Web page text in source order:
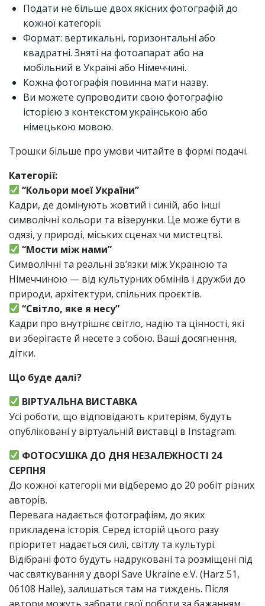
Подати не більше двох якісних фотографій до
кожної категорії.
Формат: вертикальні, горизонтальні або
квадратні. Зняті на фотоапарат або на
мобільний в Україні або Німеччині.
Кожна фотографія повинна мати назву.
Ви можете супроводити свою фотографію
історією з контекстом українською або
німецькою мовою.
Трошки більше про умови читайте в формі подачі.
Категорії:
“Кольори моєї України”
Кадри, де домінують жовтий і синій, або інші
символічні кольори та візерунки. Це може бути в
одязі, у природі, міських сценах чи мистецтві.
“Мости між нами”
Символічні та реальні зв’язки між Україною та
Німеччиною — від культурних обмінів і дружби до
природи, архітектури, спільних проєктів.
“Світло, яке я несу”
Кадри про внутрішнє світло, надію та цінності, які
ви зберігаєте й несете з собою. Ваші досягнення,
дітки.
Що буде далі?
ВІРТУАЛЬНА ВИСТАВКА
Усі роботи, що відповідають критеріям, будуть
опубліковані у віртуальній виставці в Instagram.
ФОТОСУШКА ДО ДНЯ НЕЗАЛЕЖНОСТІ 24
СЕРПНЯ
До кожної категорії ми відберемо до 20 робіт різних
авторів.
Перевага надається фотографіям, до яких
прикладена історія. Серед історій цього разу
пріоритет надається силі, світлу та культурі.
Відібрані фото будуть надруковані та розміщені під
час святкування у дворі Save Ukraine e.V. (Harz 51,
06108 Halle), залишаться там на тиждень. Після